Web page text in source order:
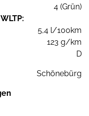
4 (Grün)
5,4 l/100km
123 g/km
D
Schönebürg